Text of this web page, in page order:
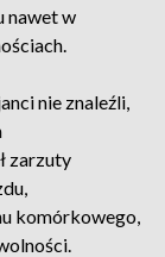
nawet w
nie znaleźli,
zarzuty
komórkowego,